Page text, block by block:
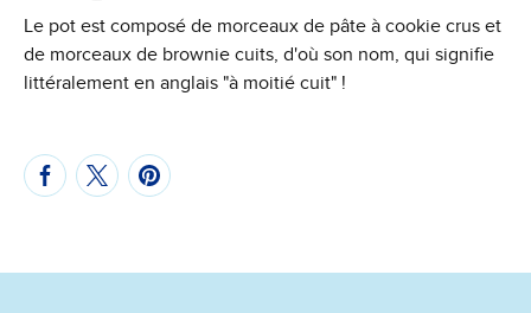
Le pot est composé de morceaux de pâte à cookie crus et
de morceaux de brownie cuits, d'où son nom, qui signifie
littéralement en anglais "à moitié cuit" !